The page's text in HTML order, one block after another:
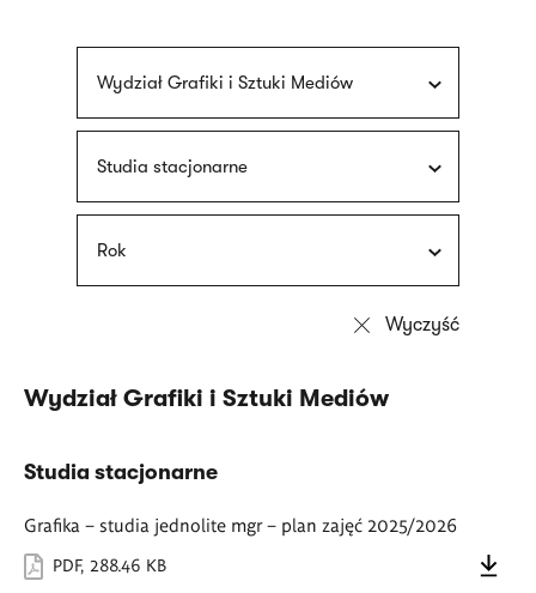
Wydział Grafiki i Sztuki Mediów
Studia stacjonarne
Rok
Wydział Grafiki i Sztuki Mediów
Studia stacjonarne
Grafika – studia jednolite mgr – plan zajęć 2025/2026
PDF, 288.46 KB